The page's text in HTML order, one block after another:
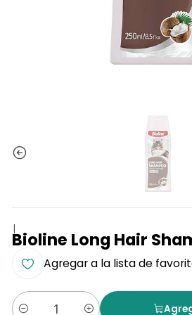
|
Bioline Long Hair
Agregar a la lista de